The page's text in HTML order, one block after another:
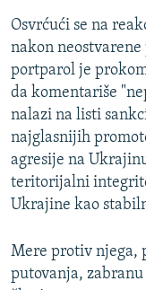
Osvrćući se na
nakon
portparol je
da komentariše
nalazi na listi
najglasnijih
agresije na
teritorijalni
Ukrajine kao
Mere protiv njega,
putovanja, zabranu